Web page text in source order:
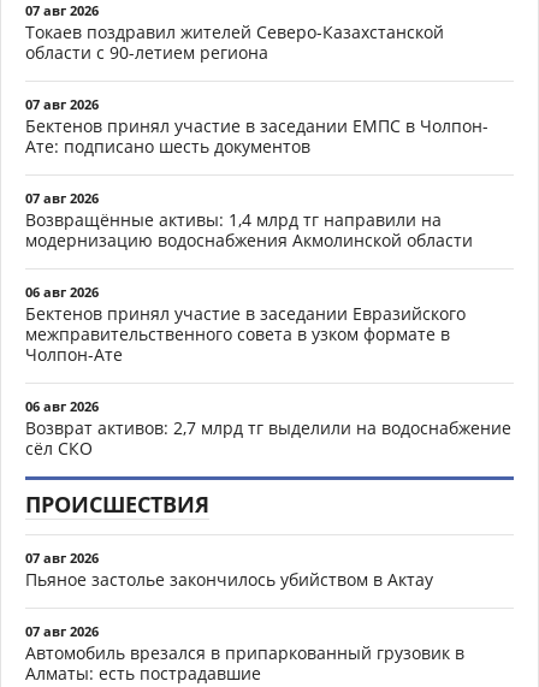
07 авг 2026
Токаев поздравил жителей Северо-Казахстанской
области с 90-летием региона
07 авг 2026
Бектенов принял участие в заседании ЕМПС в Чолпон-
Ате: подписано шесть документов
07 авг 2026
Возвращённые активы: 1,4 млрд тг направили на
модернизацию водоснабжения Акмолинской области
06 авг 2026
Бектенов принял участие в заседании Евразийского
межправительственного совета в узком формате в
Чолпон-Ате
06 авг 2026
Возврат активов: 2,7 млрд тг выделили на водоснабжение
сёл СКО
ПРОИСШЕСТВИЯ
07 авг 2026
Пьяное застолье закончилось убийством в Актау
07 авг 2026
Автомобиль врезался в припаркованный грузовик в
Алматы: есть пострадавшие